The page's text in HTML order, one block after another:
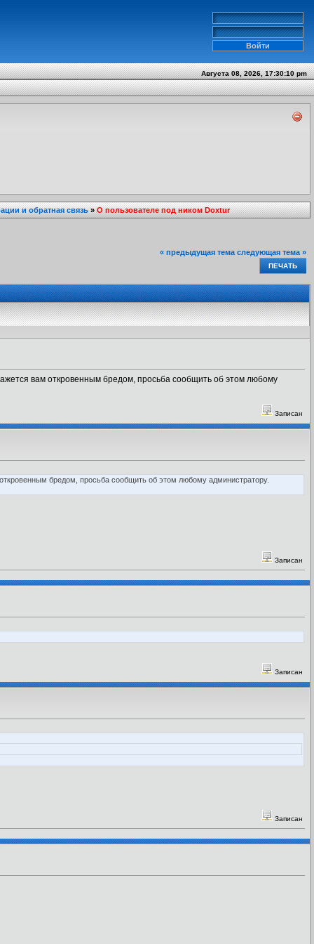
Августа 08, 2026, 17:30:10 pm
и обратная связь»О пользователе под ником Doxtur
« предыдущая тема следующая тема »
ПЕЧАТЬ
вам откровенным бредом, просьба сообщить об этом любому
Записан
бредом, просьба сообщить об этом любому администратору.
Записан
Записан
Записан